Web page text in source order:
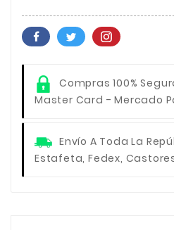
Compras 100%
Master Card - Mercado
Envío A Toda La
Estafeta, Fedex,